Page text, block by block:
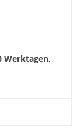
Werktagen,